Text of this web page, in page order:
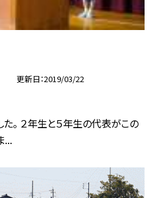
更新日 2019/03/22
。 ２年生と５年生の代表がこの
...